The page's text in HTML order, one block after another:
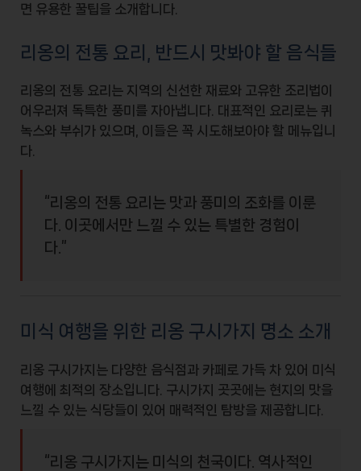
면 유용한 꿀팁을 소개합니다.
리옹의 전통 요리, 반드시 맛봐야 할 음식들
리옹의 전통 요리는 지역의 신선한 재료와 고유한 조리법이
어우러져 독특한 풍미를 자아냅니다. 대표적인 요리로는 퀴
녹스와 부쉬 가 있으며, 이들은 꼭 시도해보아야 할 메뉴입니
다.
“리옹의 전통 요리는 맛과 풍미의 조화를 이룬
다. 이곳에서만 느낄 수 있는 특별한 경험이
다.”
미식 여행을 위한 리옹 구시가지 명소 소개
리옹 구시가지는 다양한 음식점 과 카페 로 가득 차 있어 미식
여행에 최적의 장소입니다. 구시가지 곳곳에는 현지의 맛을
느낄 수 있는 식당들이 있어 매력적인 탐방을 제공합니다.
“리옹 구시가지는 미식의 천국이다. 역사적인